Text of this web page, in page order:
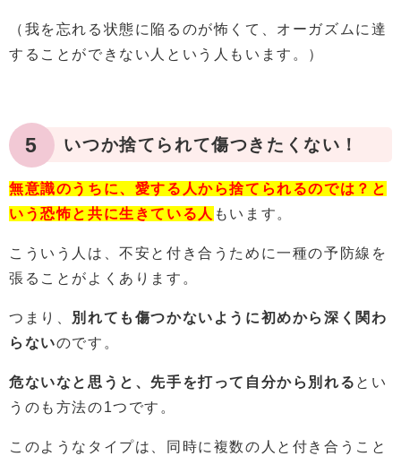
（我を忘れる状態に陥るのが怖くて、オーガズムに達
することができない人という人もいます。）
5 いつか捨てられて傷つきたくない！
無意識のうちに、愛する人から捨てられるのでは？と
いう恐怖と共に生きている人 もいます。
こういう人は、不安と付き合うために一種の予防線を
張ることがよくあります。
つまり、 別れても傷つかないように初めから深く関わ
らないのです。
危ないなと思うと、先手を打って自分から別れる とい
うのも方法の1つです。
このようなタイプは、同時に複数の人と付き合うこと